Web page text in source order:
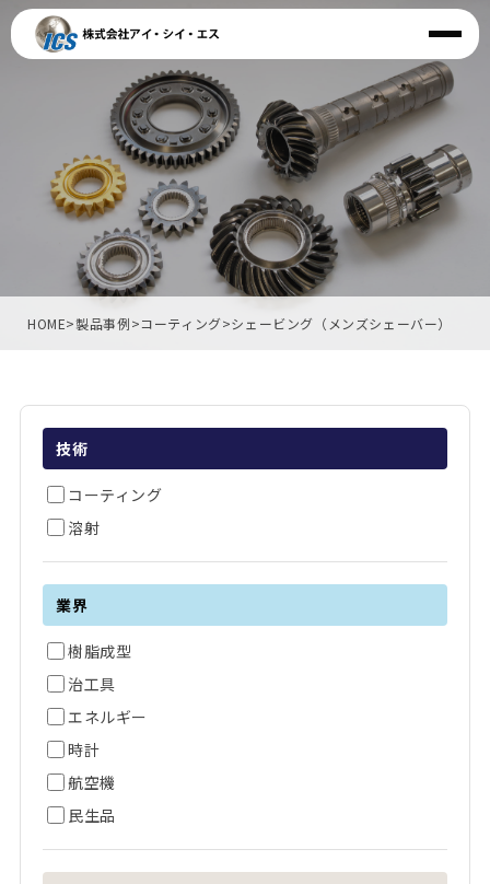
HOME>製品事例>コーティング>シェービング（メンズシェーバー）
技術
コーティング
溶射
業界
樹脂成型
治工具
エネルギー
時計
航空機
民生品